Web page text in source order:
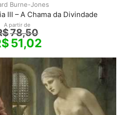
Burne-Jones
III – A Chama da Divindade
A partir de
78,50
51,02